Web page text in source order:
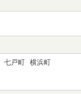
七戸町
横浜町